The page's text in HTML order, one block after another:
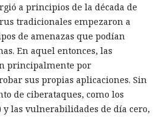
a principios de la década de
tradicionales empezaron a
de amenazas que podían
En aquel entonces, las
principalmente por
sus propias aplicaciones. Sin
de ciberataques, como los
y las vulnerabilidades de día cero,